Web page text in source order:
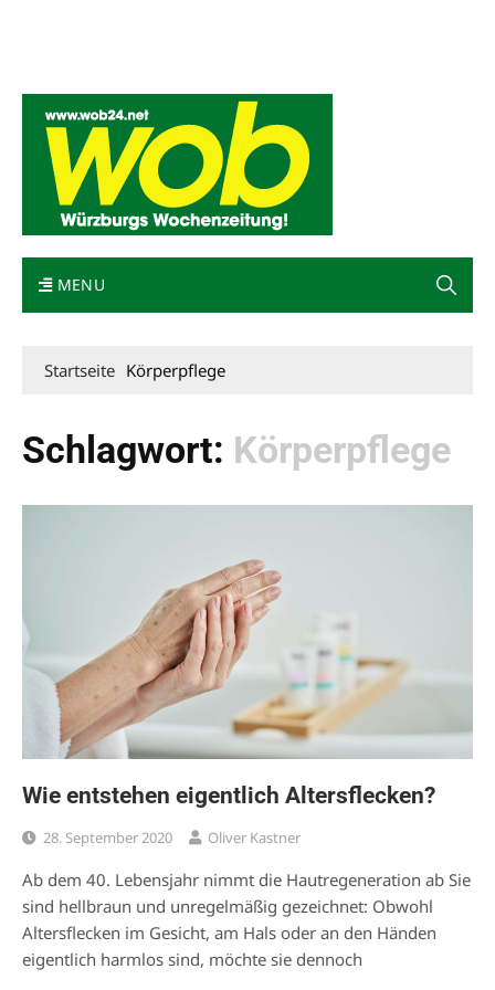
MENU
Startseite Körperpflege
Schlagwort: Körperpflege
Wie entstehen eigentlich Altersflecken?
28. September 2020 Oliver Kastner
Ab dem 40. Lebensjahr nimmt die Hautregeneration ab Sie
sind hellbraun und unregelmäßig gezeichnet: Obwohl
Altersflecken im Gesicht, am Hals oder an den Händen
eigentlich harmlos sind, möchte sie dennoch